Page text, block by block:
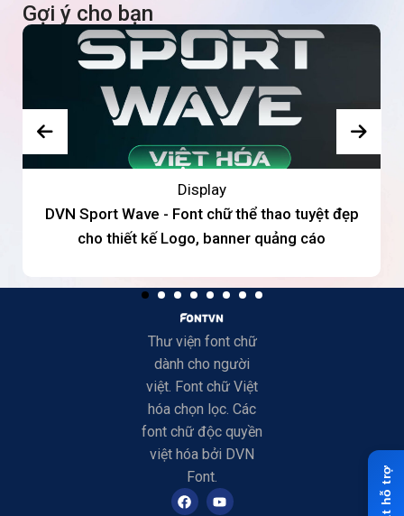
Gợi ý cho bạn
Display
DVN Sport Wave - Font chữ thể thao tuyệt đẹp
cho thiết kế Logo, banner quảng cáo
Thư viện font chữ
dành cho người
việt. Font chữ Việt
hóa chọn lọc. Các
font chữ độc quyền
việt hóa bởi DVN
Font.